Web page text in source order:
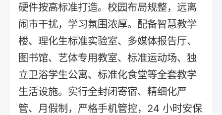
硬件按高标准打造。校园布局规整，远离
闹市干扰，学习氛围浓厚。配备智慧教学
楼、理化生标准实验室、多媒体报告厅、
图书馆、艺体专用教室、标准运动场、独
立卫浴学生公寓、标准化食堂等全套教学
生活设施。实行全封闭寄宿、精细化严
管、月假制，严格手机管控，24 小时安保